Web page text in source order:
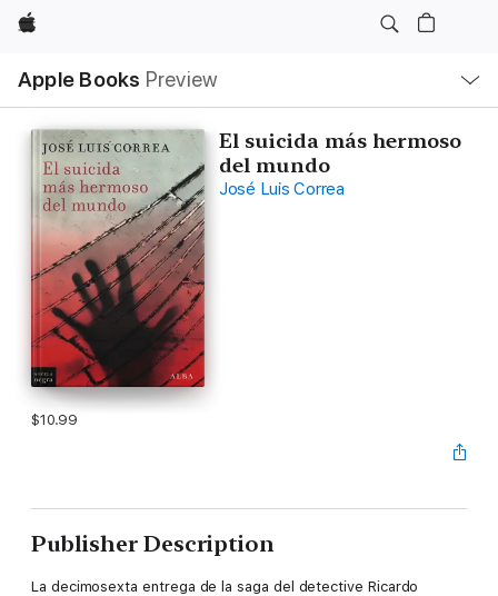
Apple
Apple Books Preview
Nav
Open
Menu
El suicida más hermoso
del mundo
José Luis Correa
$10.99
Publisher Description
La decimosexta entrega de la saga del detective Ricardo